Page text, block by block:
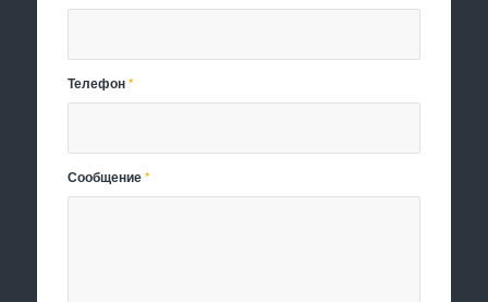
Телефон*
Сообщение*